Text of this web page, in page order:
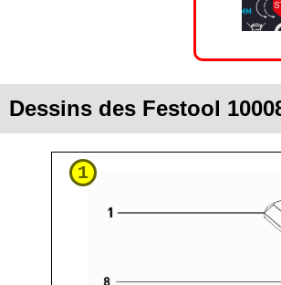
Dessins des Festool
1